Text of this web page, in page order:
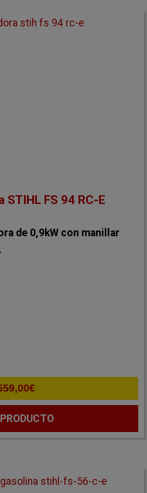
STIHL FS 94 RC-E
de 0,9kW con manillar
€